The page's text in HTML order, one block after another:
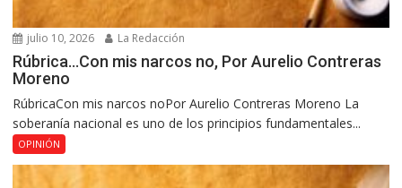
julio 10, 2026 La Redacción
Rúbrica…Con mis narcos no, Por Aurelio Contreras
Moreno
RúbricaCon mis narcos noPor Aurelio Contreras Moreno La
soberanía nacional es uno de los principios fundamentales...
OPINIÓN